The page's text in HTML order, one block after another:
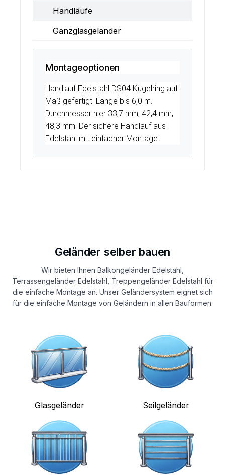
Handläufe
Ganzglasgeländer
Montageoptionen
Handlauf Edelstahl DS04 Kugelring auf
Maß gefertigt. Länge bis 6,0 m.
Durchmesser hier 33,7 mm, 42,4 mm,
48,3 mm. Der sichere Handlauf aus
Edelstahl mit einfacher Montage.
Geländer selber bauen
Wir bieten Ihnen Balkongeländer Edelstahl,
Terrassengeländer Edelstahl, Treppengeländer Edelstahl für
die einfache Montage an. Unser Geländersystem eignet sich
für die einfache Montage von Geländern in allen Bauformen.
Glasgeländer Seilgeländer